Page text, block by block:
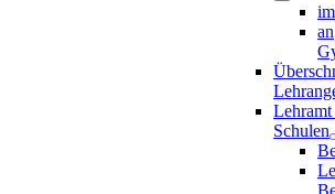
an
Lehramt
Schulen